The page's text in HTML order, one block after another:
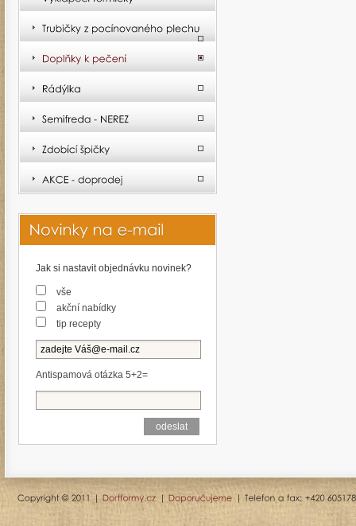
Jak si nastavit objednávku novinek?
vše
akční nabídky
tip recepty
Antispamová otázka 5+2=